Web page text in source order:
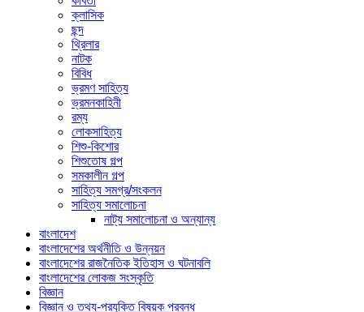
ক্লাসিক
ছন্দ
থ্রিলার
নাটক
বিবিধ
ভ্রমণ সাহিত্য
ভ্রমনকাহিনী
রম্য
লোকসাহিত্য
শিশু-কিশোর
শিশুতোষ গল্প
সমকালীন গল্প
সাহিত্য সমগ্র/সংকলন
সাহিত্য সমালোচনা
নাট্য সমালোচনা ও অন্যান্য
বাংলাদেশ
বাংলাদেশের অর্থনীতি ও উন্নয়ন
বাংলাদেশের রাজনৈতিক ইতিহাস ও ঘটনাবলি
বাংলাদেশের লোকজ সংস্কৃতি
বিজ্ঞান
বিজ্ঞান ও তথ্য-প্রযুক্তি বিষয়ক প্রবন্ধ